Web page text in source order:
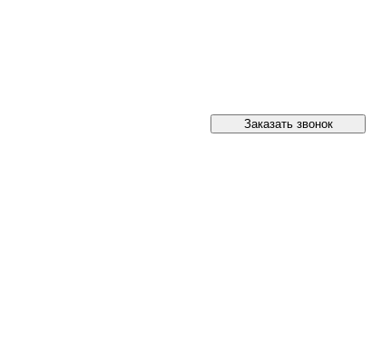
Заказать звонок